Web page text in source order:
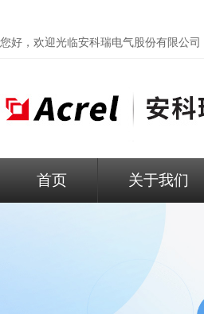
您好，欢迎光临安科瑞电气股份有限公司
首页 关于我们